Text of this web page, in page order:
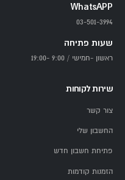
WhatsAPP
03-501-3994
שעות פתיחה
ראשון -חמישי / 9:00 -19:00
שירות לקוחות
צור קשר
החשבון שלי
פתיחת חשבון חדש
הזמנות קודמות